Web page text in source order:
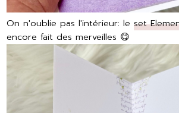
On n'oublie pas l'intérieur: leset
encore fait des merveilles 😋